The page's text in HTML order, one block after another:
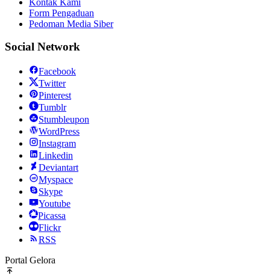
Form Pengaduan
Pedoman Media Siber
Social Network
Facebook
Twitter
Pinterest
Tumblr
Stumbleupon
WordPress
Instagram
Linkedin
Deviantart
Myspace
Skype
Youtube
Picassa
Flickr
RSS
Portal Gelora